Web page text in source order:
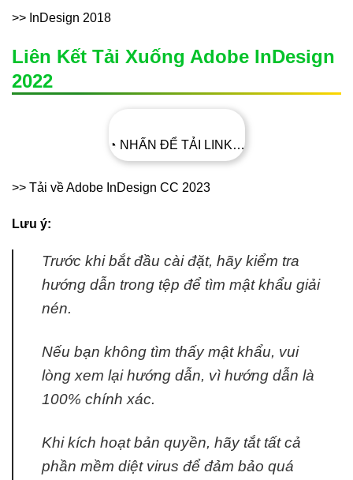
>> InDesign 2018
Liên Kết Tải Xuống Adobe InDesign
2022
◔ NHẤN ĐỂ TẢI LINK…
>> Tải về Adobe InDesign CC 2023
Lưu ý:
Trước khi bắt đầu cài đặt, hãy kiểm tra
hướng dẫn trong tệp để tìm mật khẩu giải
nén.
Nếu bạn không tìm thấy mật khẩu, vui
lòng xem lại hướng dẫn, vì hướng dẫn là
100% chính xác.
Khi kích hoạt bản quyền, hãy tắt tất cả
phần mềm diệt virus để đảm bảo quá